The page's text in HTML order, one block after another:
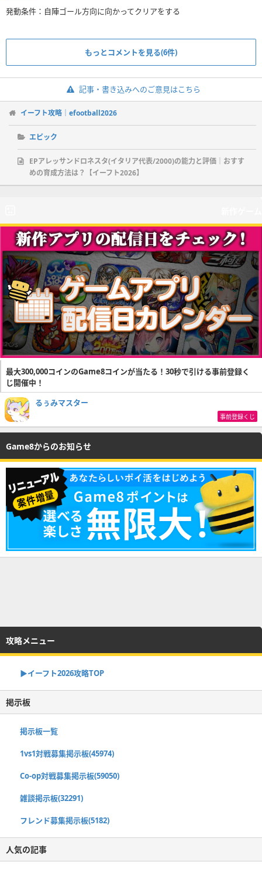
発動条件：自陣ゴール方向に向かってクリアをする
もっとコメントを見る(6件)
記事・書き込みへのご意見はこちら
イーフト攻略｜efootball2026
エピック
EPアレッサンドロネスタ(イタリア代表/2000)の能力と評価｜おすす
めの育成方法は？【イーフト2026】
最大300,000コインのGame8コインが当たる！30秒で引ける事前登録く
じ開催中！
るぅみマスター
事前登録くじ
Game8からのお知らせ
攻略メニュー
▶イーフト2026攻略TOP
掲示板
掲示板一覧
1vs1対戦募集掲示板(45974)
Co-op対戦募集掲示板(59050)
雑談掲示板(32291)
フレンド募集掲示板(5182)
人気の記事